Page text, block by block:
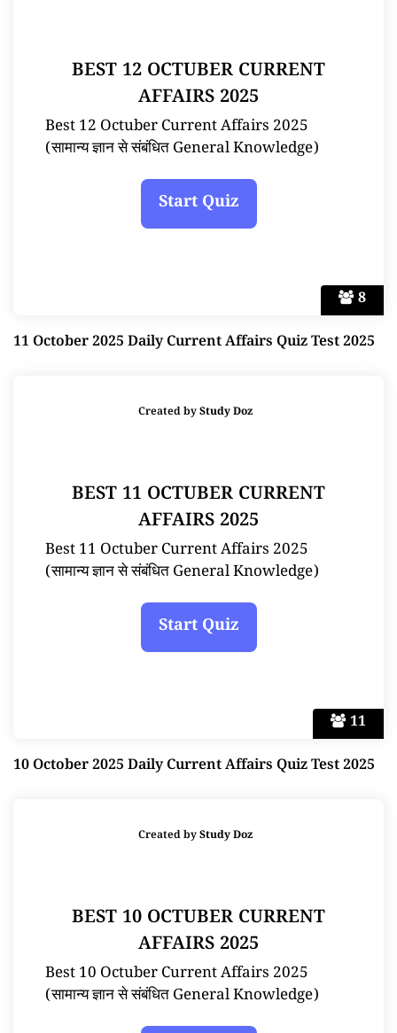
8
BEST 12 OCTUBER CURRENT
AFFAIRS 2025
Best 12 Octuber Current Affairs 2025
(सामान्य ज्ञान से संबंधित General Knowledge)
11 October 2025 Daily Current Affairs Quiz Test 2025
11
Created byStudy Doz
BEST 11 OCTUBER CURRENT
AFFAIRS 2025
Best 11 Octuber Current Affairs 2025
(सामान्य ज्ञान से संबंधित General Knowledge)
10 October 2025 Daily Current Affairs Quiz Test 2025
Created byStudy Doz
BEST 10 OCTUBER CURRENT
AFFAIRS 2025
Best 10 Octuber Current Affairs 2025
(सामान्य ज्ञान से संबंधित General Knowledge)